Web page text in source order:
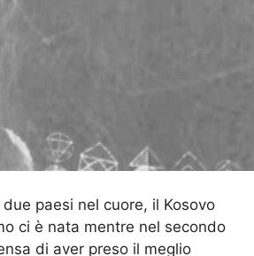
due paesi nel cuore, il Kosovo
ci è nata mentre nel secondo
di aver preso il meglio